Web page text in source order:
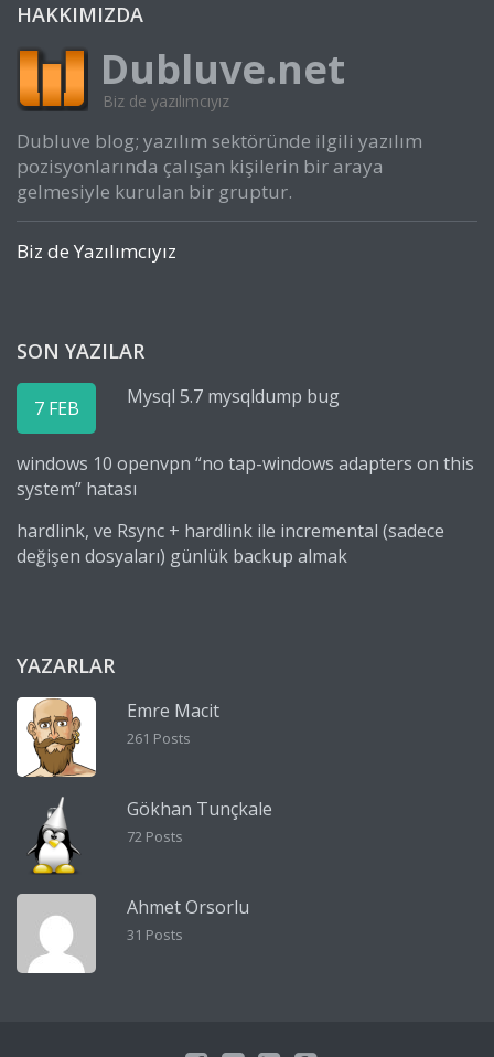
HAKKIMIZDA
Dubluve.net
Biz de yazılımcıyız
Dubluve blog; yazılım sektöründe ilgili yazılım
pozisyonlarında çalışan kişilerin bir araya
gelmesiyle kurulan bir gruptur.
Biz de Yazılımcıyız
SON YAZILAR
7 FEB Mysql 5.7 mysqldump bug
windows 10 openvpn “no tap-windows adapters on this
system” hatası
hardlink, ve Rsync + hardlink ile incremental (sadece
değişen dosyaları) günlük backup almak
YAZARLAR
Emre Macit
261 Posts
Gökhan Tunçkale
72 Posts
Ahmet Orsorlu
31 Posts